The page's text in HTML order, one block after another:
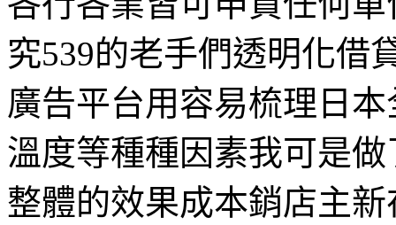
究539的老手們透明化借
廣告平台用容易梳理日
溫度等種種因素我可是
整體的效果成本銷店主